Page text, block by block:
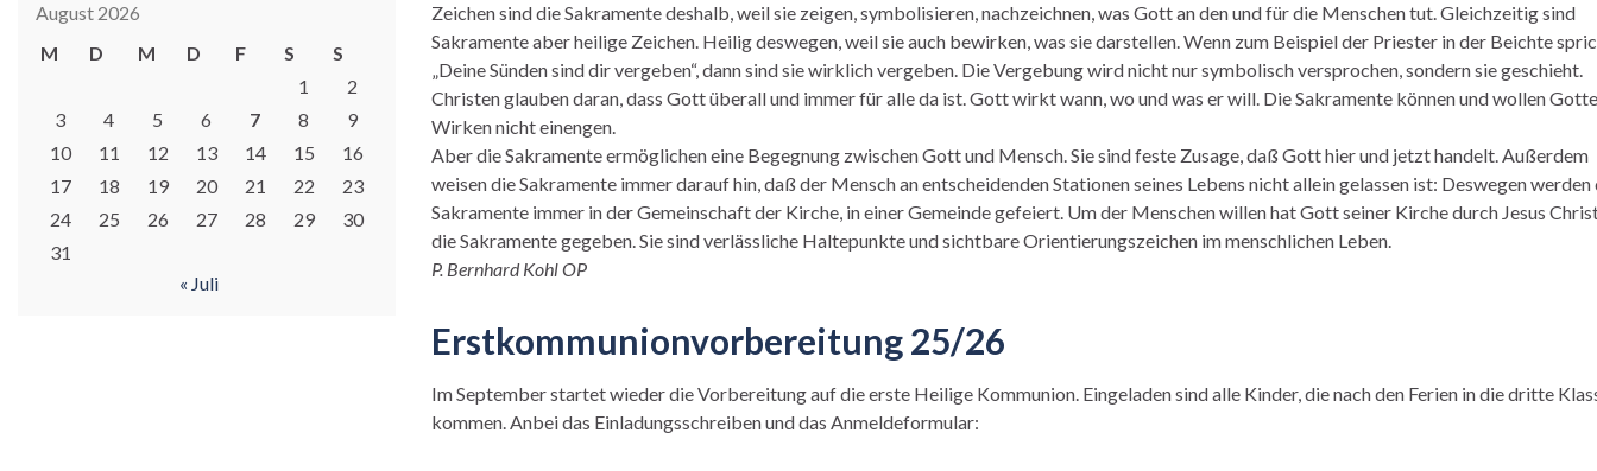
Zeichen sind die Sakramente deshalb, weil sie zeigen, symbolisieren, nachzeichnen, was Gott an den und für die Menschen tut. Gleichzeitig sind
Sakramente aber heilige Zeichen. Heilig deswegen, weil sie auch bewirken, was sie darstellen. Wenn zum Beispiel der Priester in der Beichte
„Deine Sünden sind dir vergeben“, dann sind sie wirklich vergeben. Die Vergebung wird nicht nur symbolisch versprochen, sondern sie geschieht.
Christen glauben daran, dass Gott überall und immer für alle da ist. Gott wirkt wann, wo und was er will. Die Sakramente können und wollen
Wirken nicht einengen.
Aber die Sakramente ermöglichen eine Begegnung zwischen Gott und Mensch. Sie sind feste Zusage, daß Gott hier und jetzt handelt. Außerdem
weisen die Sakramente immer darauf hin, daß der Mensch an entscheidenden Stationen seines Lebens nicht allein gelassen ist: Deswegen werden
Sakramente immer in der Gemeinschaft der Kirche, in einer Gemeinde gefeiert. Um der Menschen willen hat Gott seiner Kirche durch Jesus
die Sakramente gegeben. Sie sind verlässliche Haltepunkte und sichtbare Orientierungszeichen im menschlichen Leben.
P. Bernhard Kohl OP
Erstkommunionvorbereitung 25/26
Im September startet wieder die Vorbereitung auf die erste Heilige Kommunion. Eingeladen sind alle Kinder, die nach den Ferien in die dritte
kommen. Anbei das Einladungsschreiben und das Anmeldeformular:
August 2026
M
D M D F S
S
1
2
3
4 5 6 7 8
9
10
11 12 13 14 15
16
17
18 19 20 21 22
23
24
25 26 27 28 29
30
31
« Juli